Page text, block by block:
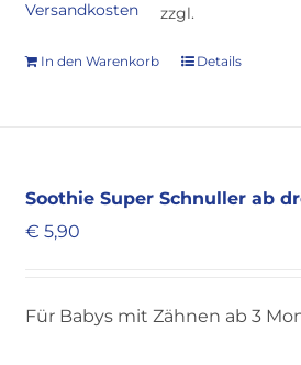
zzgl.
Versandkosten
In den Warenkorb Details
Soothie Super Schnuller ab
€ 5,90
Für Babys mit Zähnen ab 3